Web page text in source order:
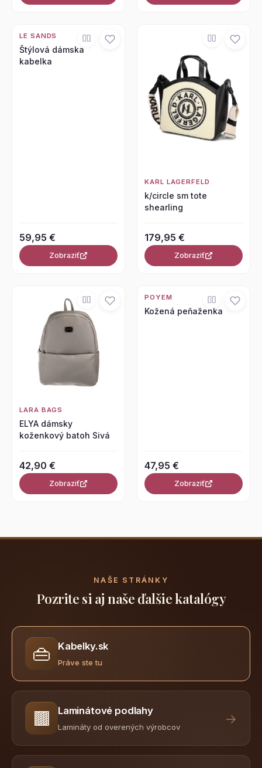
LE SANDS
Štýlová dámska
kabelka
59,95 €
Zobraziť
KARL LAGERFELD
k/circle sm tote
shearling
179,95 €
Zobraziť
LARA BAGS
ELYA dámsky
koženkový batoh Sivá
42,90 €
Zobraziť
POYEM
Kožená peňaženka
47,95 €
Zobraziť
NAŠE STRÁNKY
Pozrite si aj naše ďalšie katalógy
👜 Kabelky.sk
Práve ste tu
🟫 Laminátové podlahy
Lamináty od overených výrobcov
→